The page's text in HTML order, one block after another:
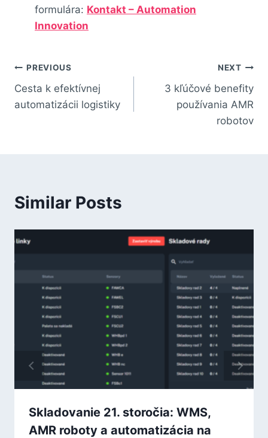
formulára: Kontakt – Automation
Innovation
PREVIOUS
Cesta k efektívnej
automatizácii logistiky
NEXT
3 kľúčové benefity
používania AMR
robotov
Similar Posts
Skladovanie 21. storočia: WMS,
AMR roboty a automatizácia na